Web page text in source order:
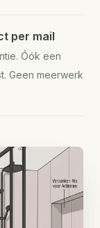
per mail
Óók een
Geen meerwerk